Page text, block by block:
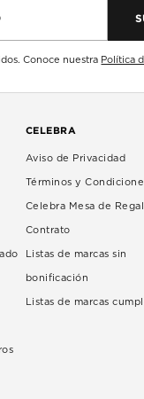
Conoce nuestra Política
CELEBRA
Aviso de Privacidad
Términos y
Celebra Mesa de
Contrato
Listas de marcas sin
bonificación
Listas de marcas